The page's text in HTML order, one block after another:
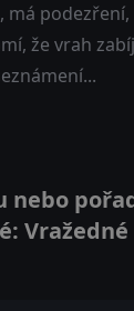
má
že vrah
nebo